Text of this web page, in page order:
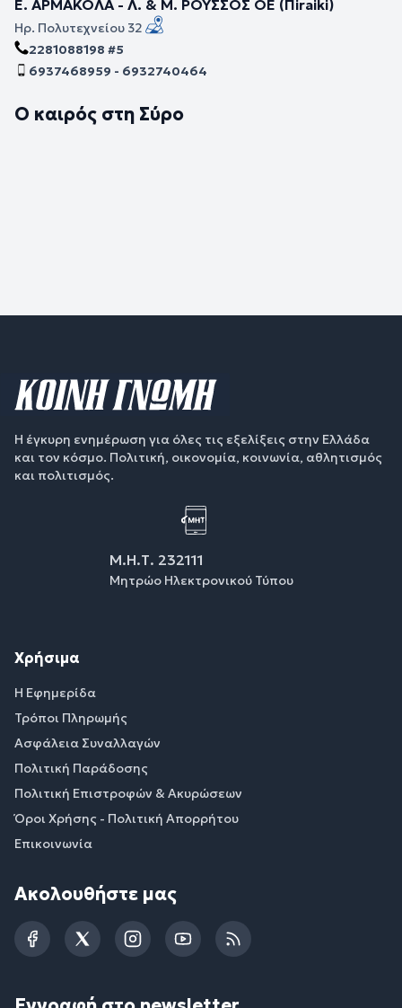
Ε. ΑΡΜΑΚΟΛΑ - Λ. & Μ. ΡΟΥΣΣΟΣ ΟΕ (Πiraiki)
Ηρ. Πολυτεχνείου 32
2281088198 #5
6937468959 - 6932740464
Ο καιρός στη Σύρο
Η έγκυρη ενημέρωση για όλες τις εξελίξεις στην Ελλάδα
και τον κόσμο. Πολιτική, οικονομία, κοινωνία, αθλητισμός
και πολιτισμός.
Μ.Η.Τ. 232111
Μητρώο Ηλεκτρονικού Τύπου
Χρήσιμα
Η Εφημερίδα
Τρόποι Πληρωμής
Ασφάλεια Συναλλαγών
Πολιτική Παράδοσης
Πολιτική Επιστροφών & Ακυρώσεων
Όροι Χρήσης - Πολιτική Απορρήτου
Επικοινωνία
Ακολουθήστε μας
FacebookTwitterInstagramYouTubeRSS